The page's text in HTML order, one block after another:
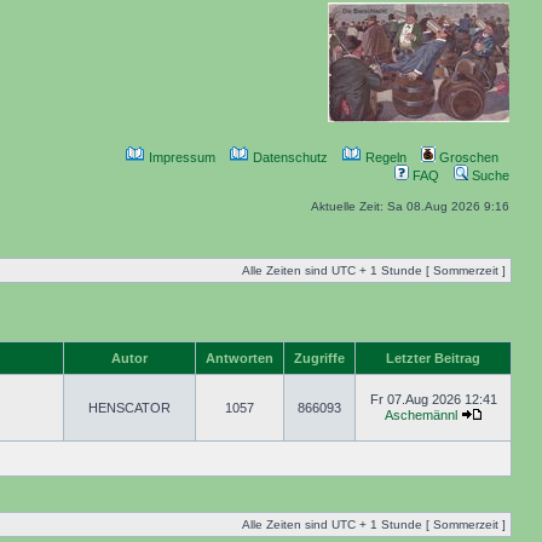
Impressum Datenschutz Regeln
Groschen
FAQ
Suche
Aktuelle Zeit: Sa 08.Aug 2026 9:16
Alle Zeiten sind UTC + 1 Stunde [ Sommerzeit ]
Autor Antworten Zugriffe Letzter Beitrag
HENSCATOR 1057 866093
Fr 07.Aug 2026 12:41
Aschemännl
Alle Zeiten sind UTC + 1 Stunde [ Sommerzeit ]